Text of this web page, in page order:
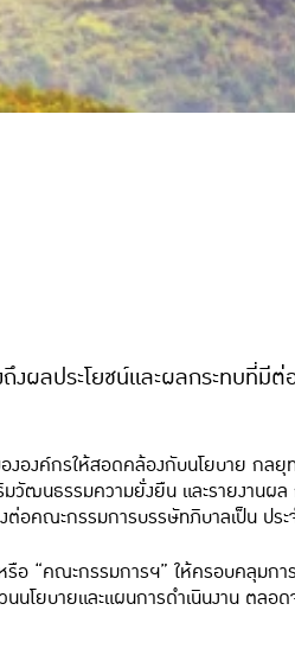
งผลประโยชน์และผลกระทบที่มี
งองค์กรให้สอดคล้องกับนโยบาย กลยุ
วัฒนธรรมความยั่งยืน และรายงานผล
อคณะกรรมการบรรษัทภิบาลเป็น ประ
อ “คณะกรรมการฯ” ให้ครอบคลุมกา
นโยบายและแผนการดําเนินงาน ตลอ